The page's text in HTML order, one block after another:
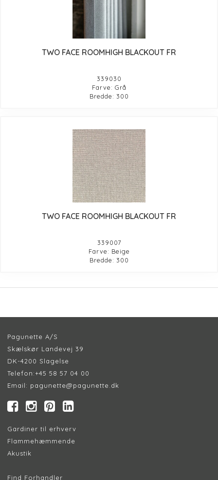
TWO FACE ROOMHIGH BLACKOUT FR
339030
Farve: Grå
Bredde: 300
TWO FACE ROOMHIGH BLACKOUT FR
339007
Farve: Beige
Bredde: 300
Pagunette A/S
Skælskør Landevej 39
DK-4200 Slagelse
Telefon:+45 58 57 04 00
Email: pagunette@pagunette.dk
Gardiner til erhverv
Flammehæmmende
Akustik
Find Forhandler